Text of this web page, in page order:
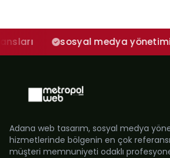
sosyal medya yönetimi ajans
Adana web tasarım, sosyal medya
hizmetlerinde bölgenin en çok
müşteri memnuniyeti odaklı